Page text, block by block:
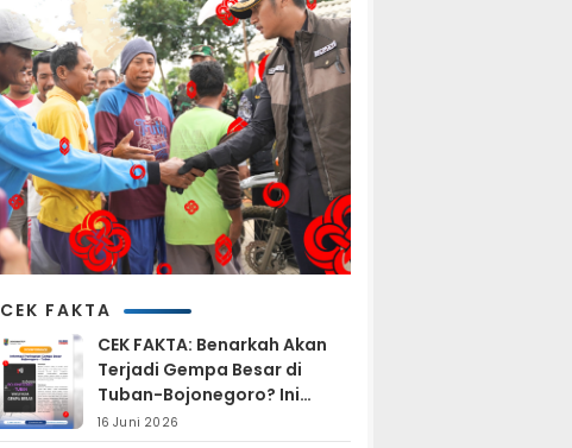
CEK FAKTA
CEK FAKTA: Benarkah Akan
Terjadi Gempa Besar di
Tuban-Bojonegoro? Ini
Penjelasan BMKG
16 Juni 2026